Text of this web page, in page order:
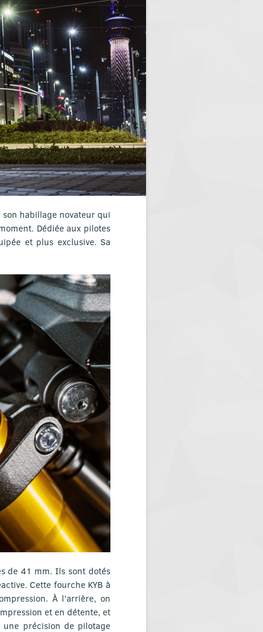
son habillage novateur qui
Dédiée aux pilotes
et plus exclusive. Sa
de 41 mm. Ils sont dotés
Cette fourche KYB à
À l’arrière, on
et en détente, et
précision de pilotage